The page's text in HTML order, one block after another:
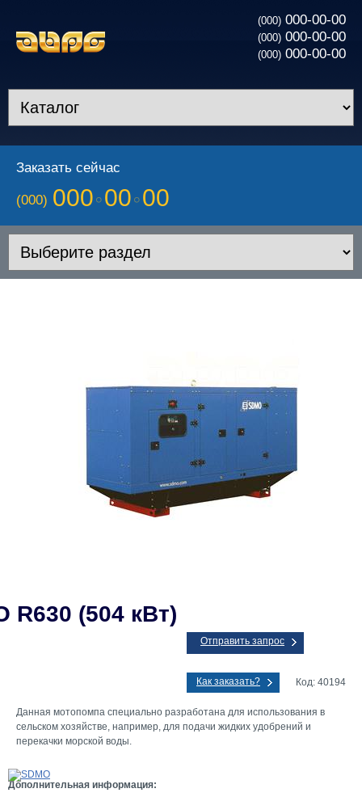
(000) 000-00-00
(000) 000-00-00
(000) 000-00-00
Заказать сейчас
(000) 000 00 00
R630 (504 кВт)
Отправить запрос
Как заказать? Код: 40194
Данная мотопомпа специально разработана для использования в
сельском хозяйстве, например, для подачи жидких удобрений и
перекачки морской воды.
Дополнительная информация: